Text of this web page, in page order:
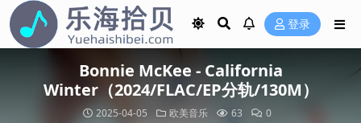
登录
Bonnie McKee - California
Winter（2024/FLAC/EP分轨/130M）
2025-04-05 欧美音乐 63 0